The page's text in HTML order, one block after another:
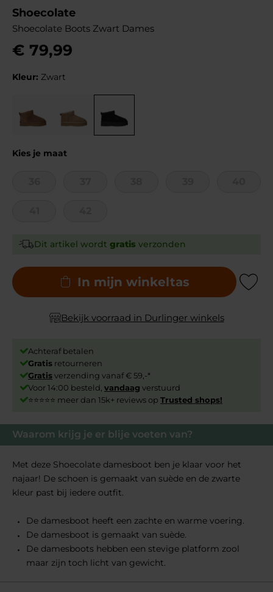
Waarom krijg je er blije voeten van?
Met deze Shoecolate damesboot ben je klaar voor het
najaar! De schoen is gemaakt van suède en de zwarte
kleur past bij iedere outfit.
De damesboot heeft een zachte en warme voering.
De damesboot is gemaakt van suède.
De damesboots hebben een stevige platform zool
maar zijn toch licht van gewicht.
Shoecolate
Shoecolate Boots Zwart Dames
€ 79,99
Kleur: Zwart
Kies je maat
Dit artikel wordt gratis verzonden
In mijn winkeltas Add to
Bekijk voorraad in Durlinger winkels
Achteraf betalen
Gratis retourneren
Gratisverzending vanaf € 59,-*
Voor 14:00 besteld, vandaag verstuurd
⭐⭐⭐⭐⭐ meer dan 15k+ reviews op Trusted shops!